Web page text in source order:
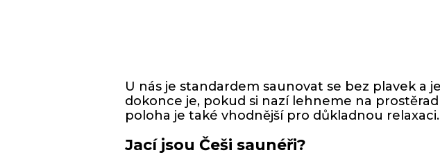
U nás je standardem saunovat se bez plavek a
dokonce je, pokud si nazí lehneme na
poloha je také vhodnější pro důkladnou relaxaci.
Jací jsou Češi saunéři?